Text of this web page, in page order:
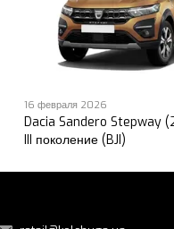
16 февраля 2026
Dacia Sandero Stepway
III поколение (BJI)